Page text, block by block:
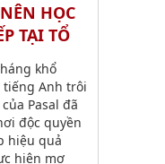
HỌC
TẠI TỔ
khổ
tiếng Anh trôi
Pasal đã
độc quyền
hiệu quả
hiện mơ